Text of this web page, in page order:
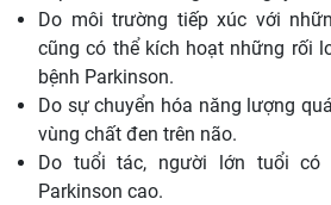
Do môi trường tiếp xúc với
cũng có thể kích hoạt những rối
bệnh Parkinson.
Do sự chuyển hóa năng lượng
vùng chất đen trên não.
Do tuổi tác, người lớn tuổi có
Parkinson cao.